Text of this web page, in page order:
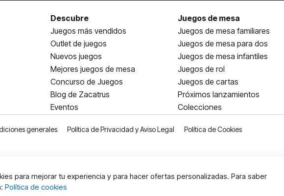
Descubre
Juegos más vendidos
Outlet de juegos
Nuevos juegos
Mejores juegos de mesa
Concurso de Juegos
Blog de Zacatrus
Eventos
Juegos de mesa
Juegos de mesa familiares
Juegos de mesa para dos
Juegos de mesa infantiles
Juegos de rol
Juegos de cartas
Próximos lanzamientos
Colecciones
generales Política de Privacidad y Aviso Legal Política de Cookies
para mejorar tu experiencia y para hacer ofertas personalizadas. Para saber
Política de cookies